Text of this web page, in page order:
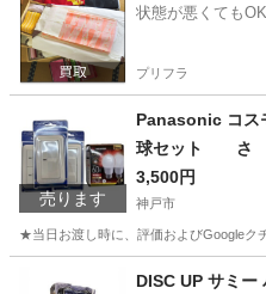
状態が悪くても
プリフラ
売ります
Panasonic コス
球セット さ
3,500円
神戸市
★当日お渡し時に、評価およびGoogleク
DISC UP サミー